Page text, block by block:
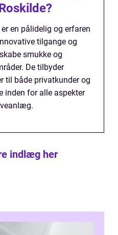
en pålidelig og erfaren
tilgange og
smukke og
De tilbyder
til både privatkunder og
inden for alle aspekter
indlæg her